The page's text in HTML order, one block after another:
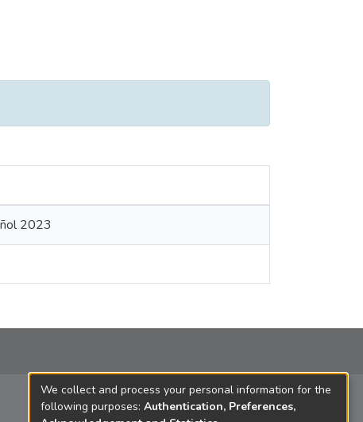
2023
We collect and process your personal information for the
following purposes: Authentication, Preferences,